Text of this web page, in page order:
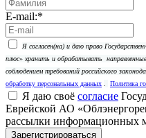
E-mail:*
Я согласен(на) и даю право
плюс» хранить и обрабатывать
соблюдением требований российского
обработку персональных данных
Политика
Я даю своё согласие
Еврейской АО
рассылки информационных